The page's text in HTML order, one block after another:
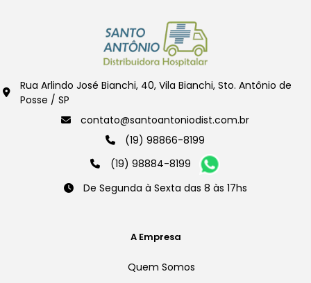
Rua Arlindo José Bianchi, 40, Vila Bianchi, Sto. Antônio de
Posse / SP
contato@santoantoniodist.com.br
(19) 98866-8199
(19) 98884-8199
De Segunda à Sexta das 8 às 17hs
A Empresa
Quem Somos